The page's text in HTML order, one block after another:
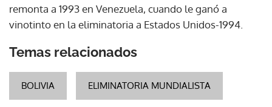
remonta a 1993 en Venezuela, cuando le ganó a
vinotinto en la eliminatoria a Estados Unidos-1994.
Temas relacionados
BOLIVIA ELIMINATORIA MUNDIALISTA